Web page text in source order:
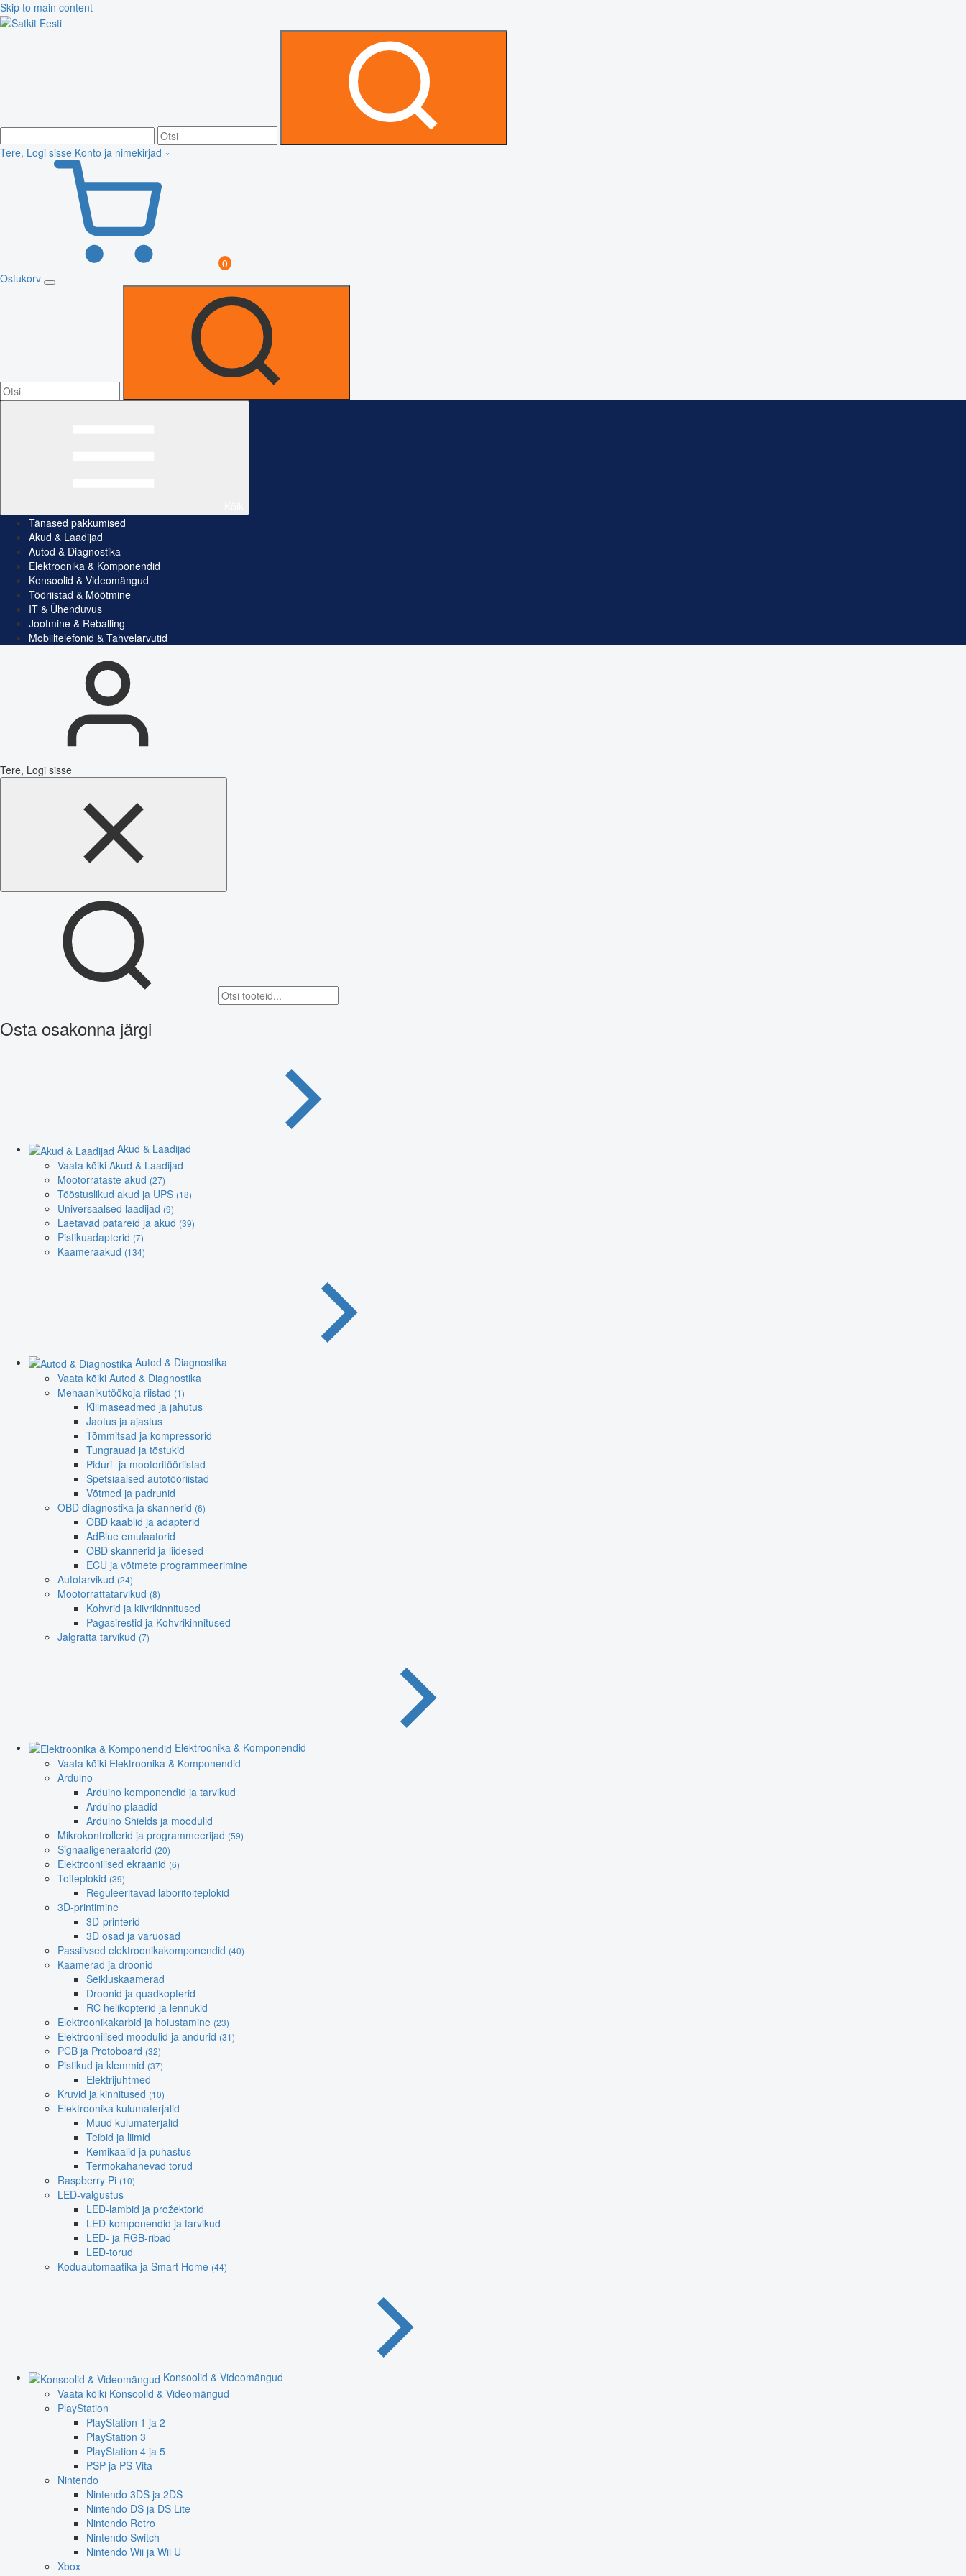
Skip to main content
Tere, Logi sisse Konto ja nimekirjad
0
Ostukorv
Tänased pakkumised
Akud & Laadijad
Autod & Diagnostika
Elektroonika & Komponendid
Konsoolid & Videomängud
Tööriistad & Mõõtmine
IT & Ühenduvus
Jootmine & Reballing
Mobiiltelefonid & Tahvelarvutid
Tere, Logi sisse
Osta osakonna järgi
Akud & Laadijad
Vaata kõiki Akud & Laadijad
Mootorrataste akud (27)
Tööstuslikud akud ja UPS (18)
Universaalsed laadijad (9)
Laetavad patareid ja akud (39)
Pistikuadapterid (7)
Kaameraakud (134)
Autod & Diagnostika
Vaata kõiki Autod & Diagnostika
Mehaanikutöökoja riistad (1)
Kliimaseadmed ja jahutus
Jaotus ja ajastus
Tõmmitsad ja kompressorid
Tungrauad ja tõstukid
Piduri- ja mootoritööriistad
Spetsiaalsed autotööriistad
Võtmed ja padrunid
OBD diagnostika ja skannerid (6)
OBD kaablid ja adapterid
AdBlue emulaatorid
OBD skannerid ja liidesed
ECU ja võtmete programmeerimine
Autotarvikud (24)
Mootorrattatarvikud (8)
Kohvrid ja kiivrikinnitused
Pagasirestid ja Kohvrikinnitused
Jalgratta tarvikud (7)
Elektroonika & Komponendid
Vaata kõiki Elektroonika & Komponendid
Arduino
Arduino komponendid ja tarvikud
Arduino plaadid
Arduino Shields ja moodulid
Mikrokontrollerid ja programmeerijad (59)
Signaaligeneraatorid (20)
Elektroonilised ekraanid (6)
Toiteplokid (39)
Reguleeritavad laboritoiteplokid
3D-printimine
3D-printerid
3D osad ja varuosad
Passiivsed elektroonikakomponendid (40)
Kaamerad ja droonid
Seikluskaamerad
Droonid ja quadkopterid
RC helikopterid ja lennukid
Elektroonikakarbid ja hoiustamine (23)
Elektroonilised moodulid ja andurid (31)
PCB ja Protoboard (32)
Pistikud ja klemmid (37)
Elektrijuhtmed
Kruvid ja kinnitused (10)
Elektroonika kulumaterjalid
Muud kulumaterjalid
Teibid ja liimid
Kemikaalid ja puhastus
Termokahanevad torud
Raspberry Pi (10)
LED-valgustus
LED-lambid ja prožektorid
LED-komponendid ja tarvikud
LED- ja RGB-ribad
LED-torud
Koduautomaatika ja Smart Home (44)
Konsoolid & Videomängud
Vaata kõiki Konsoolid & Videomängud
PlayStation
PlayStation 1 ja 2
PlayStation 3
PlayStation 4 ja 5
PSP ja PS Vita
Nintendo
Nintendo 3DS ja 2DS
Nintendo DS ja DS Lite
Nintendo Retro
Nintendo Switch
Nintendo Wii ja Wii U
Xbox